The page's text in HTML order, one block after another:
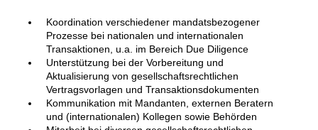
Koordination verschiedener mandatsbezogener
Prozesse bei nationalen und internationalen
Transaktionen, u.a. im Bereich Due Diligence
Unterstützung bei der Vorbereitung und
Aktualisierung von gesellschaftsrechtlichen
Vertragsvorlagen und Transaktionsdokumenten
Kommunikation mit Mandanten, externen Beratern
und (internationalen) Kollegen sowie Behörden